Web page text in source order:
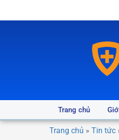
Trang chủ
Trang chủ » Tin tức